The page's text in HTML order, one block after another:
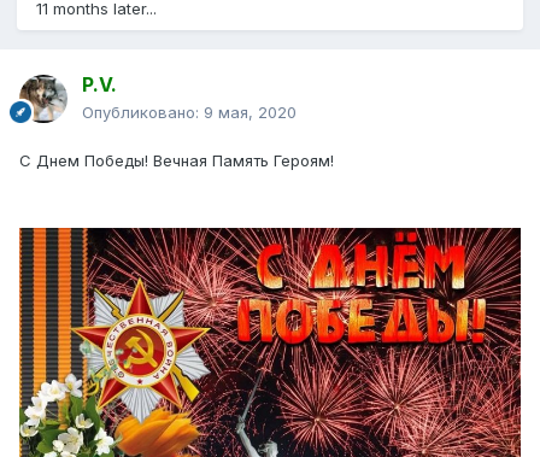
11 months later...
P.V.
Опубликовано: 9 мая, 2020
С Днем Победы! Вечная Память Героям!